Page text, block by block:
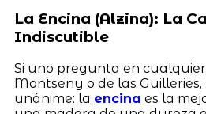
La Encina (Alzina): La
Indiscutible
Si uno pregunta en
Montseny o de las
unánime: la encina es la